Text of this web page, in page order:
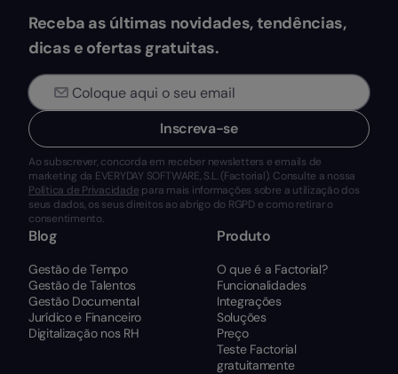
Receba as últimas novidades, tendências,
dicas e ofertas gratuitas.
Inscreva-se
Ao subscrever, concorda em receber newsletters e emails de
marketing da EVERYDAY SOFTWARE, S.L. (Factorial). Consulte a nossa
Política de Privacidade para mais informações sobre a utilização dos
seus dados, os seus direitos ao abrigo do RGPD e como retirar o
consentimento.
Blog
Gestão de Tempo
Gestão de Talentos
Gestão Documental
Jurídico e Financeiro
Digitalização nos RH
Produto
O que é a Factorial?
Funcionalidades
Integrações
Soluções
Preço
Teste Factorial
gratuitamente